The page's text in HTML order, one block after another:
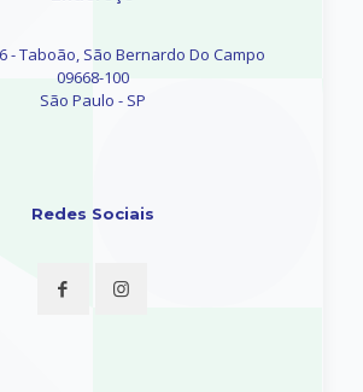
- Taboão, São Bernardo Do Campo
09668-100
São Paulo - SP
Redes Sociais